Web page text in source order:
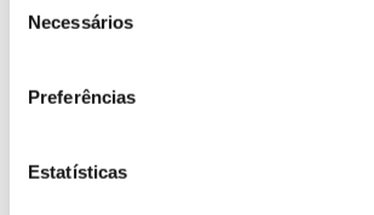
Necessários
Preferências
Estatísticas